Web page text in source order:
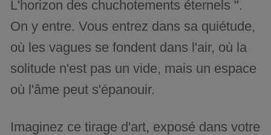
L'horizon des chuchotements éternels ".
On y entre. Vous entrez dans sa quiétude,
où les vagues se fondent dans l'air, où la
solitude n'est pas un vide, mais un espace
où l'âme peut s'épanouir.
Imaginez ce tirage d'art, exposé dans votre